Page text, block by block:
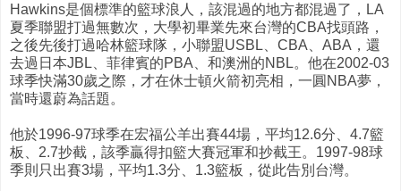
Hawkins是個標準的籃球浪人，該混過的地方都混過了，LA
夏季聯盟打過無數次，大學初畢業先來台灣的CBA找頭路，
之後先後打過哈林籃球隊，小聯盟USBL、CBA、ABA，還
去過日本JBL、菲律賓的PBA、和澳洲的NBL。他在2002-03
球季快滿30歲之際，才在休士頓火箭初亮相，一圓NBA夢，
當時還蔚為話題。
他於1996-97球季在宏福公羊出賽44場，平均12.6分、4.7籃
板、2.7抄截，該季贏得扣籃大賽冠軍和抄截王。1997-98球
季則只出賽3場，平均1.3分、1.3籃板，從此告別台灣。